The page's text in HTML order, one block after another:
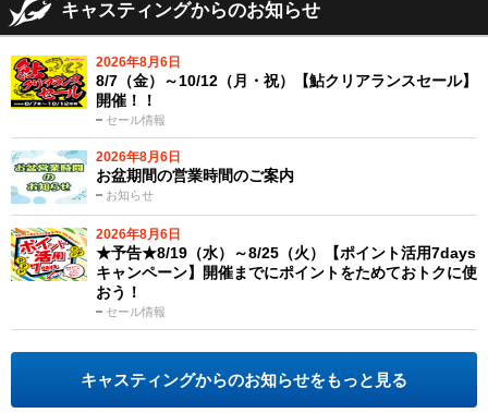
キャスティングからのお知らせ
2026年8月6日
セール情報
8/7（金）～10/12（月・祝）【鮎クリアランスセール】
開催！！
2026年8月6日
お知らせ
お盆期間の営業時間のご案内
2026年8月6日
セール情報
★予告★8/19（水）～8/25（火）【ポイント活用7days
キャンペーン】開催までにポイントをためておトクに使
おう！
キャスティングからのお知らせをもっと見る